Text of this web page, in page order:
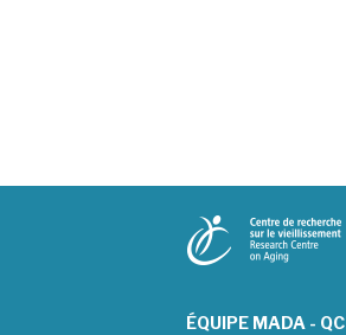
ÉQUIPE MADA - QC